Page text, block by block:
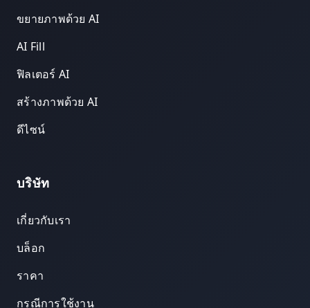
ขยายภาพด้วย AI
AI Fill
ฟิลเตอร์ AI
สร้างภาพด้วย AI
ดีไซน์
บริษัท
เกี่ยวกับเรา
บล็อก
ราคา
กรณีการใช้งาน